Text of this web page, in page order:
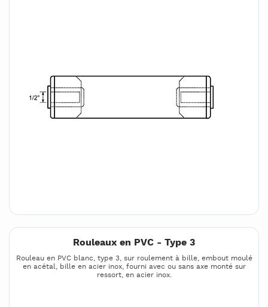
Rouleaux en PVC - Type 3
Rouleau en PVC blanc, type 3, sur roulement à bille, embout moulé
en acétal, bille en acier inox, fourni avec ou sans axe monté sur
ressort, en acier inox.